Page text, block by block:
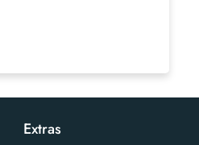
Extras